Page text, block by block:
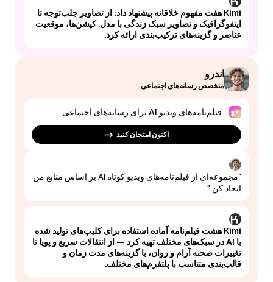
Kimi هفت مفهوم خلاقانه پیشنهاد داد: از تصاویر جلب‌توجه تا
اینفوگرافیک و تصاویر سبک زندگی با مدل. کپشن‌ها، موقعیت
عناصر و گزینه‌های ترکیب‌بندی ارائه کرد.
اندرو
متخصص رسانه‌های اجتماعی
فیلم‌نامه‌های ویدیو AI برای رسانه‌های اجتماعی
اکنون امتحان کنید
"مجموعه‌ای از فیلم‌نامه‌های ویدیو کوتاه AI بر اساس منابع من
ایجاد کن."
Kimi هشت فیلم‌نامه آماده استفاده برای کلیپ‌های تولید شده
با AI در سبک‌های مختلف تهیه کرد — از انتقالات سریع و پویا تا
تغییرات صحنه آرام و روان، با گزینه‌های مدت زمان و
قالب‌بندی متناسب با پلتفرم‌های مختلف.